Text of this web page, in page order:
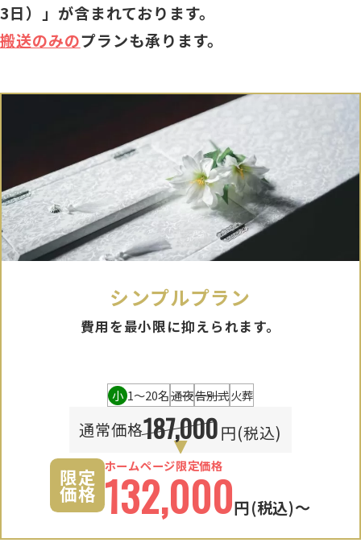
3日）」が含まれております。
搬送のみのプランも承ります。
シンプルプラン
費用を最小限に抑えられます。
小 1〜20名通夜告別式火葬
通常価格187,000円(税込)
限定
価格
ホームページ限定価格
132,000円(税込)〜